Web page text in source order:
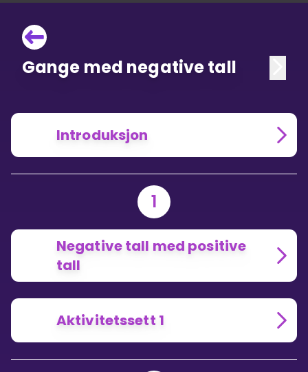
Gange med negative tall
Introduksjon
1
Negative tall med positive
tall
Aktivitetssett 1